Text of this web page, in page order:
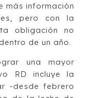
más información
pero con la
obligación no
de un año.
una mayor
RD incluye la
-desde febrero